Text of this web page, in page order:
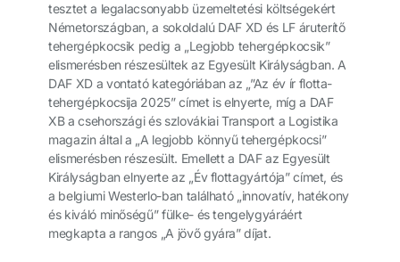
tesztet a legalacsonyabb üzemeltetési költségekért
Németországban, a sokoldalú DAF XD és LF áruterítő
tehergépkocsik pedig a „Legjobb tehergépkocsik”
elismerésben részesültek az Egyesült Királyságban. A
DAF XD a vontató kategóriában az „”Az év ír flotta-
tehergépkocsija 2025” címet is elnyerte, míg a DAF
XB a csehországi és szlovákiai Transport a Logistika
magazin által a „A legjobb könnyű tehergépkocsi”
elismerésben részesült. Emellett a DAF az Egyesült
Királyságban elnyerte az „Év flottagyártója” címet, és
a belgiumi Westerlo-ban található „innovatív, hatékony
és kiváló minőségű” fülke- és tengelygyáráért
megkapta a rangos „A jövő gyára” díjat.